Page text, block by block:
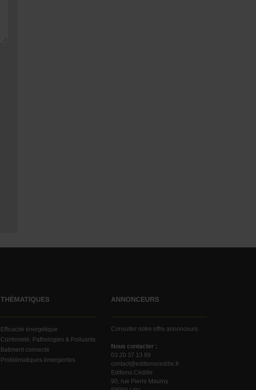
THÉMATIQUES
Efficacité énergétique
Conformité, Pathologies & Polluants
Batiment connecté
Problématiques émergentes
ANNONCEURS
Consulter notre offre annonceurs
Nous contacter :
03 20 37 13 89
contact@editionscedille.fr
Editions Cédille
90, rue Pierre Mauroy